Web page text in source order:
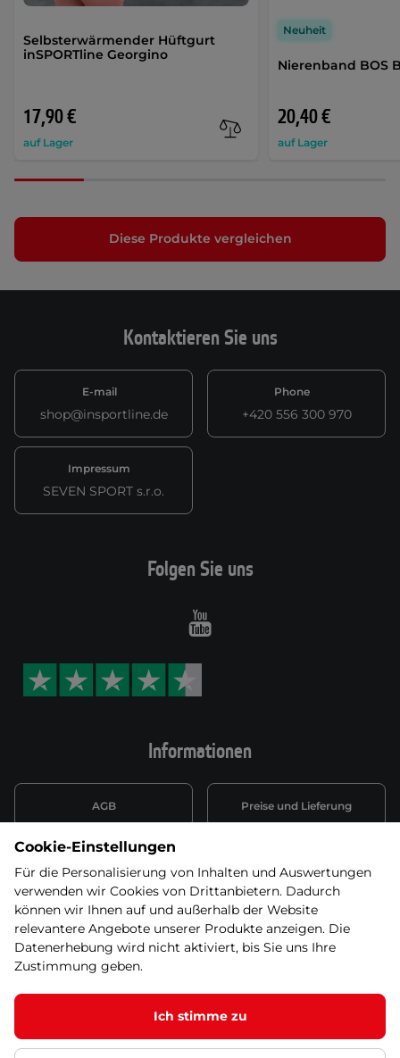
Selbsterwärmender Hüftgurt
inSPORTline Georgino
17,90 €
auf Lager
Nierenband BOS
20,40 €
auf Lager
Neuheit
Diese Produkte vergleichen
Kontaktieren Sie uns
E-mail
shop@insportline.de
Phone
+420 556 300 970
Impressum
SEVEN SPORT s.r.o.
Informationen
AGB Preise und Lieferung
Datenschutzerklärung
DSGVO
Wiederufsbelehrung mit Link
Batterieentsorgung
Informationen zu Elektro-
und Elektonikgeräten
Folgen Sie uns
Youtube
Cookie-Einstellungen
Für die Personalisierung von Inhalten und Auswertungen
verwenden wir Cookies von Drittanbietern. Dadurch
können wir Ihnen auf und außerhalb der Website
relevantere Angebote unserer Produkte anzeigen. Die
Datenerhebung wird nicht aktiviert, bis Sie uns Ihre
Zustimmung geben.
Ich stimme zu